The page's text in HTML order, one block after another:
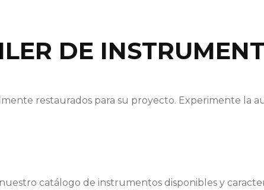
DE
restaurados para su proyecto. Experimente la
catálogo de instrumentos disponibles y